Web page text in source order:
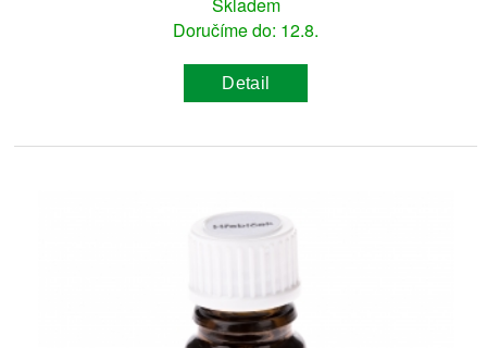
Skladem
Doručíme do: 12.8.
Detail